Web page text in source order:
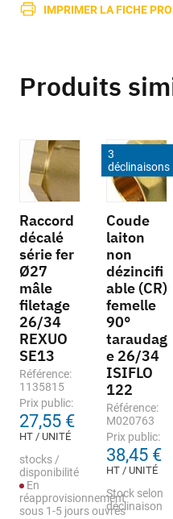
IMPRIMER LA FICHE
Produits
Raccord
décalé
série fer
Ø27
mâle
filetage
26/34
REXUO
SE13
Référence:
1135815
Prix public:
27,55 €
HT / UNITÉ
stocks /
disponibilité
En
réapprovisionnement
sous 1-5 jours ouvrés
3
déclinaisons
Coude
laiton
non
dézincifi
able (CR)
femelle
90°
taraudag
e 26/34
ISIFLO
122
Référence:
M020763
Prix public:
38,45 €
HT / UNITÉ
Stock selon
déclinaison